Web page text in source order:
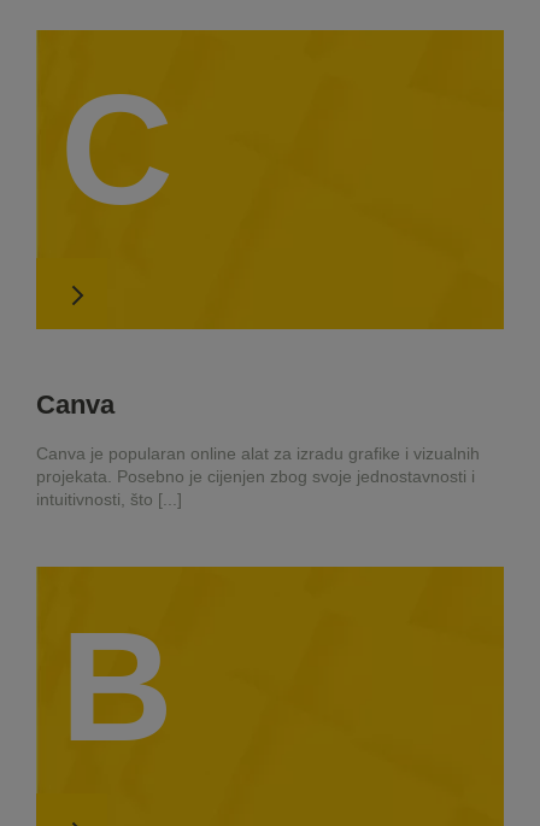
C
Canva
Canva je popularan online alat za izradu grafike i vizualnih
projekata. Posebno je cijenjen zbog svoje jednostavnosti i
intuitivnosti, što [...]
B